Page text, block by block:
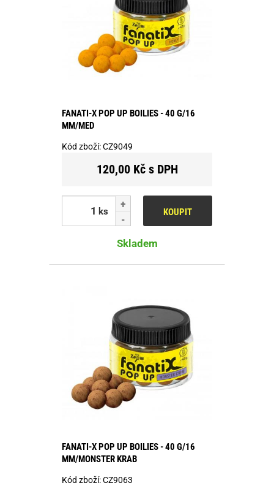
FANATI-X POP UP BOILIES - 40 G/16
MM/MED
Kód zboží:CZ9049
120,00 Kč s DPH
ks KOUPIT
Skladem
FANATI-X POP UP BOILIES - 40 G/16
MM/MONSTER KRAB
Kód zboží:CZ9063